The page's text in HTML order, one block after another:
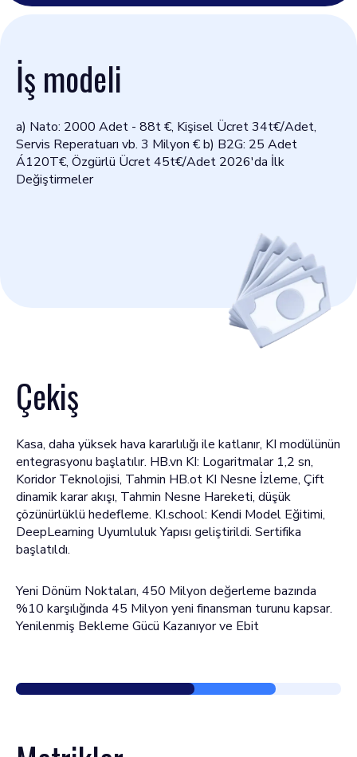
İş modeli
a) Nato: 2000 Adet - 88t €, Kişisel Ücret 34t€/Adet,
Servis Reperatuarı vb. 3 Milyon € b) B2G: 25 Adet
Á120T€, Özgürlü Ücret 45t€/Adet 2026'da İlk
Değiştirmeler
Çekiş
Kasa, daha yüksek hava kararlılığı ile katlanır, KI modülünün
entegrasyonu başlatılır. HB.vn KI: Logaritmalar 1,2 sn,
Koridor Teknolojisi, Tahmin HB.ot KI Nesne İzleme, Çift
dinamik karar akışı, Tahmin Nesne Hareketi, düşük
çözünürlüklü hedefleme. KI.school: Kendi Model Eğitimi,
DeepLearning Uyumluluk Yapısı geliştirildi. Sertifika
başlatıldı.
Yeni Dönüm Noktaları, 450 Milyon değerleme bazında
%10 karşılığında 45 Milyon yeni finansman turunu kapsar.
Yenilenmiş Bekleme Gücü Kazanıyor ve Ebit